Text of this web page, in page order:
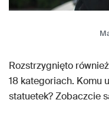
Rozstrzygnięto
18 kategoriach. Komu
statuetek? Zobaczcie